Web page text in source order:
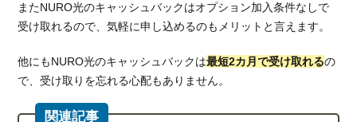
またNURO光のキャッシュバックはオプション加入条件なしで
受け取れるので、気軽に申し込めるのもメリットと言えます。
他にもNURO光のキャッシュバックは最短2カ月で受け取れるの
で、受け取りを忘れる心配もありません。